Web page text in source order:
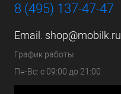
8 (495) 137-47-47
Email: shop@mobilk.ru
График работы
Пн-Вс: с 09:00 до 21:00